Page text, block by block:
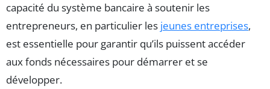
capacité du système bancaire à soutenir les
entrepreneurs, en particulier les jeunes entreprises,
est essentielle pour garantir qu’ils puissent accéder
aux fonds nécessaires pour démarrer et se
développer.